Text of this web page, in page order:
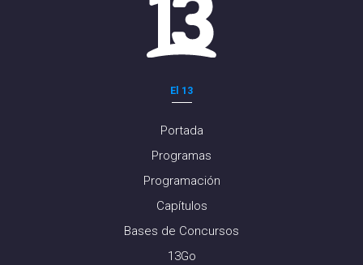
El 13
Portada
Programas
Programación
Capítulos
Bases de Concursos
13Go